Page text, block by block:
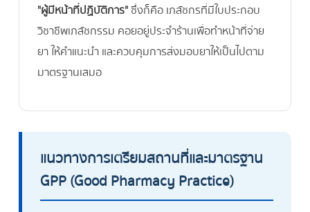
"ผู้มีหน้าที่ปฏิบัติการ"ซึ่งก็คือ เภสัชกรที่มีใบประกอบ
วิชาชีพเภสัชกรรม คอยอยู่ประจำร้านเพื่อทำหน้าที่จ่าย
ยา ให้คำแนะนำ และควบคุมการส่งมอบยาให้เป็นไปตาม
มาตรฐานเสมอ
แนวทางการเตรียมสถานที่และมาตรฐาน
GPP (Good Pharmacy Practice)